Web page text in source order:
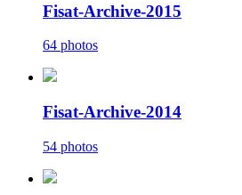
Fisat-Archive-2015
64 photos
Fisat-Archive-2014
54 photos